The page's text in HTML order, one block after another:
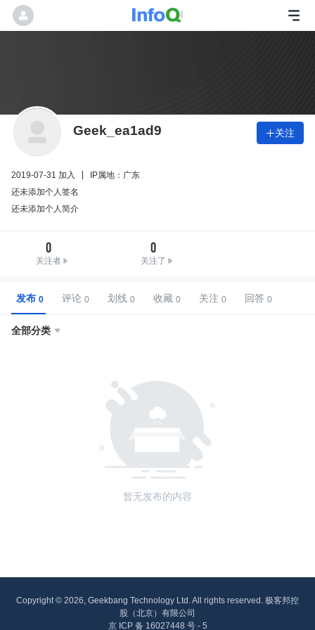
Geek_ea1ad9 关注
2019-07-31 加入
IP属地：广东
还未添加个人签名
还未添加个人简介
0
关注者
0
关注了
发布 评论 划线 收藏 关注 回答
全部分类 
暂无发布的内容
Copyright © 2026, Geekbang Technology Ltd. All rights reserved. 极客邦控
股（北京）有限公司
京 ICP 备 16027448 号 - 5